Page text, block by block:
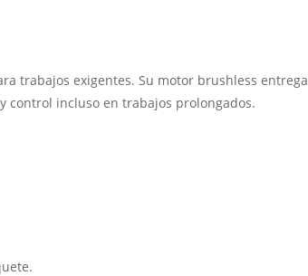
trabajos exigentes. Su motor brushless entrega
control incluso en trabajos prolongados.